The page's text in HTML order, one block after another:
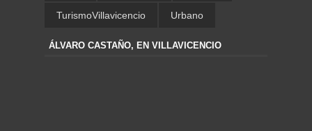
TurismoVillavicencio Urbano
ÁLVARO CASTAÑO, EN VILLAVICENCIO